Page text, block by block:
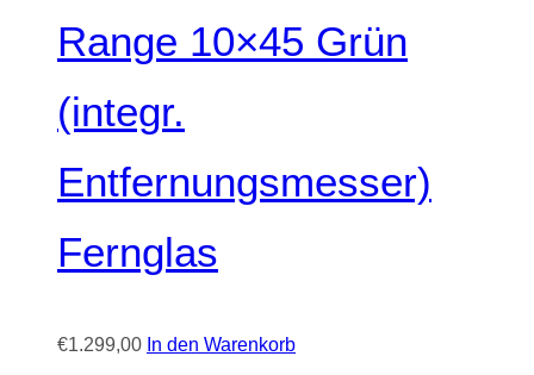
Range 10×45 Grün
(integr.
Entfernungsmesser)
Fernglas
€1.299,00 In den Warenkorb